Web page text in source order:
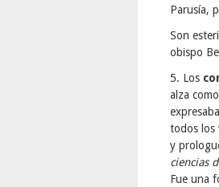
Parusía,
Son
obispo
5. Los
alza
todos los
y
ciencias
Fue una